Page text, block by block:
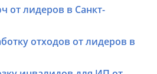
от лидеров в Санкт-
отходов от лидеров в